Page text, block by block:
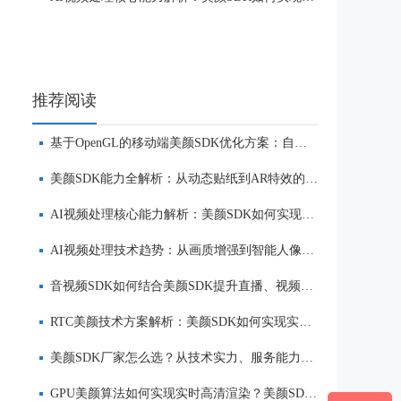
推荐阅读
基于OpenGL的移动端美颜SDK优化方案：自然美颜、低延迟与多端适配
美颜SDK能力全解析：从动态贴纸到AR特效的实时渲染方案
AI视频处理核心能力解析：美颜SDK如何实现美颜、实时渲染与多端适配
AI视频处理技术趋势：从画质增强到智能人像优化
音视频SDK如何结合美颜SDK提升直播、视频社交与互动体验
RTC美颜技术方案解析：美颜SDK如何实现实时互动场景下的低延迟美颜
美颜SDK厂家怎么选？从技术实力、服务能力到品牌口碑全面解析
GPU美颜算法如何实现实时高清渲染？美颜SDK核心技术解析